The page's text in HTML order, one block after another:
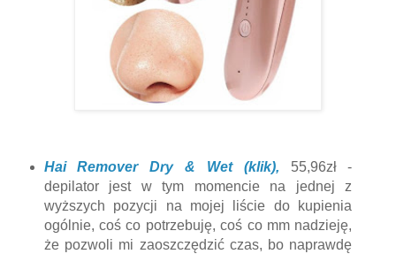
Hai Remover Dry & Wet (klik), 55,96zł -
depilator jest w tym momencie na jednej z
wyższych pozycji na mojej liście do kupienia
ogólnie, coś co potrzebuję, coś co mm nadzieję,
że pozwoli mi zaoszczędzić czas, bo naprawdę